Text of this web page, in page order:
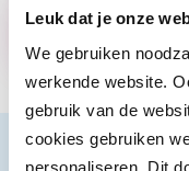
Leuk dat je onze
We gebruiken
werkende website.
gebruik van de
cookies gebruiken
personaliseren. Dit
Lees meer